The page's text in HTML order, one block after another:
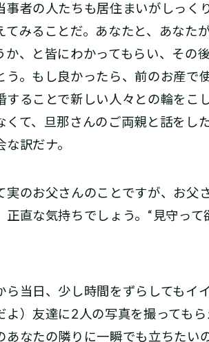
事者の人たちも居住まいがしっ
てみることだ。あなたと、あなた
か、と皆にわかってもらい、そ
う。もし良かったら、前のお産で
することで新しい人々との輪をこ
くて、旦那さんのご両親と話をし
な訳だナ。
のお父さんのことですが、お父
正直な気持ちでしょう。“見守っ
当日、少し時間をずらしてもイ
よ）友達に2人の写真を撮っても
あなたの隣りに一瞬でも立ちたい